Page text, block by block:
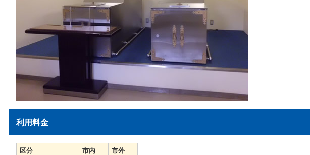
利用料金
区分 市内
市外